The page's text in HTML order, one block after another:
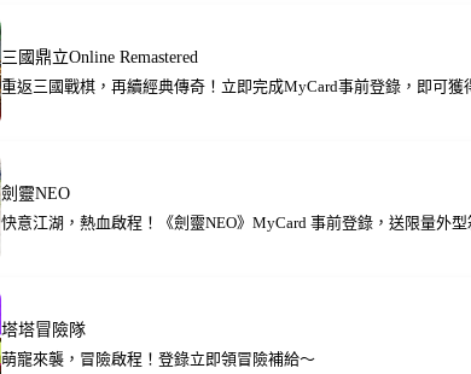
三國鼎立Online Remastered
重返三國戰棋，再續經典傳奇！立即完成MyCard事前登錄，即可獲
劍靈NEO
快意江湖，熱血啟程！《劍靈NEO》MyCard 事前登錄，送限量外型
塔塔冒險隊
萌寵來襲，冒險啟程！登錄立即領冒險補給～